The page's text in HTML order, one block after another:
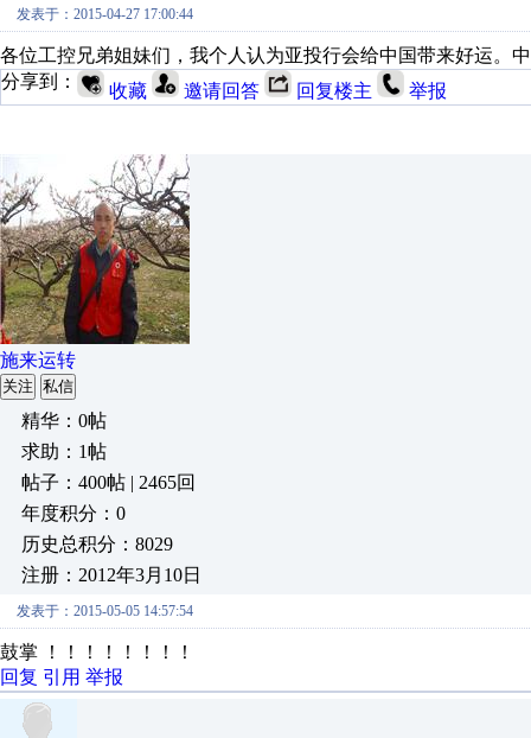
发表于：2015-04-27 17:00:44
各位工控兄弟姐妹们，我个人认为亚投行会给中国带来好运。
分享到：
收藏 邀请回答 回复楼主 举报
施来运转
关注 私信
精华：0帖
求助：1帖
帖子：400帖 | 2465回
年度积分：0
历史总积分：8029
注册：2012年3月10日
发表于：2015-05-05 14:57:54
鼓掌 ！！！！！！！！
回复 引用 举报